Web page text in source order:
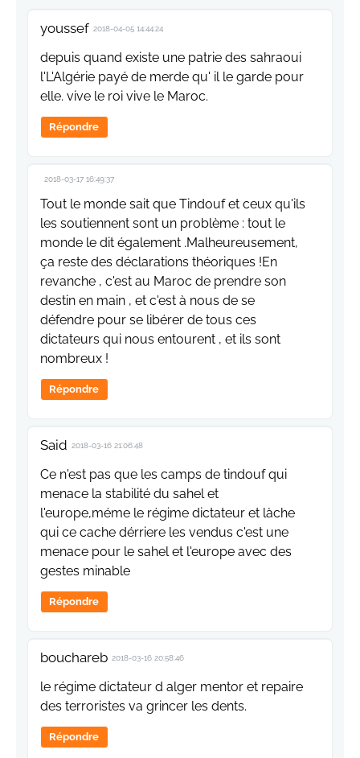
youssef 2018-04-05 14:44:24
depuis quand existe une patrie des sahraoui
l'L'Algérie payé de merde qu' il le garde pour
elle. vive le roi vive le Maroc.
Répondre
2018-03-17 16:49:37
Tout le monde sait que Tindouf et ceux qu'ils
les soutiennent sont un problème : tout le
monde le dit également .Malheureusement,
ça reste des déclarations théoriques !En
revanche , c'est au Maroc de prendre son
destin en main , et c'est à nous de se
défendre pour se libérer de tous ces
dictateurs qui nous entourent , et ils sont
nombreux !
Répondre
Said 2018-03-16 21:06:48
Ce n'est pas que les camps de tindouf qui
menace la stabilité du sahel et
l'europe,méme le régime dictateur et làche
qui ce cache dérriere les vendus c'est une
menace pour le sahel et l'europe avec des
gestes minable
Répondre
bouchareb 2018-03-16 20:58:46
le régime dictateur d alger mentor et repaire
des terroristes va grincer les dents.
Répondre